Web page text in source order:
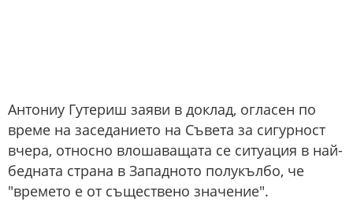
Антониу Гутериш заяви в доклад, огласен по
време на заседанието на Съвета за сигурност
вчера, относно влошаващата се ситуация в най-
бедната страна в Западното полукълбо, че
"времето е от съществено значение".